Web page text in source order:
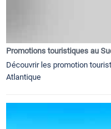
Promotions touristiques au
Découvrir les promotion
Atlantique